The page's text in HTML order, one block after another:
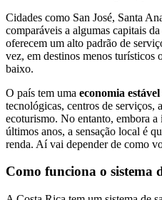
Cidades como San José, Santa
comparáveis a algumas capitais
oferecem um alto padrão de
vez, em destinos menos turísticos
baixo.
O país tem uma economia estável
tecnológicas, centros de serviços,
ecoturismo. No entanto, embora
últimos anos, a sensação local é
renda. Aí vai depender de como
Como funciona o sistema